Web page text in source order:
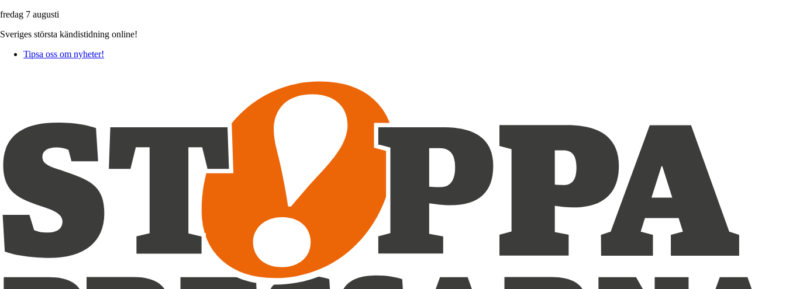
fredag 7 augusti
Sveriges största kändistidning online!
Tipsa oss om nyheter!